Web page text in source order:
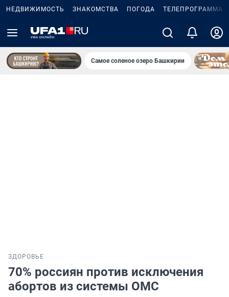
НЕДВИЖИМОСТЬ ЗНАКОМСТВА ПОГОДА ТЕЛЕПРОГРАММА
Самое соленое озеро Башкирии
ЗДОРОВЬЕ
70% россиян против исключения
абортов из системы ОМС